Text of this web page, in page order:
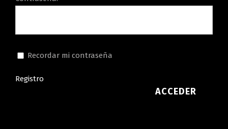
Recordar mi contraseña
ACCEDER
Registro